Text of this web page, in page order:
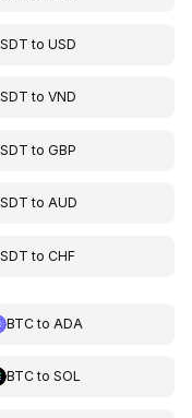
toUSD
toVND
toGBP
toAUD
toCHF
BTCto ADA
BTCto SOL